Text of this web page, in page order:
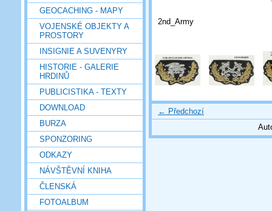
GEOCACHING - MAPY
VOJENSKÉ OBJEKTY A
PROSTORY
INSIGNIE A SUVENYRY
HISTORIE - GALERIE
HRDINŮ
PUBLICISTIKA - TEXTY
DOWNLOAD
BURZA
SPONZORING
ODKAZY
NÁVŠTĚVNÍ KNIHA
ČLENSKÁ
FOTOALBUM
2nd_Army
← Předchozí